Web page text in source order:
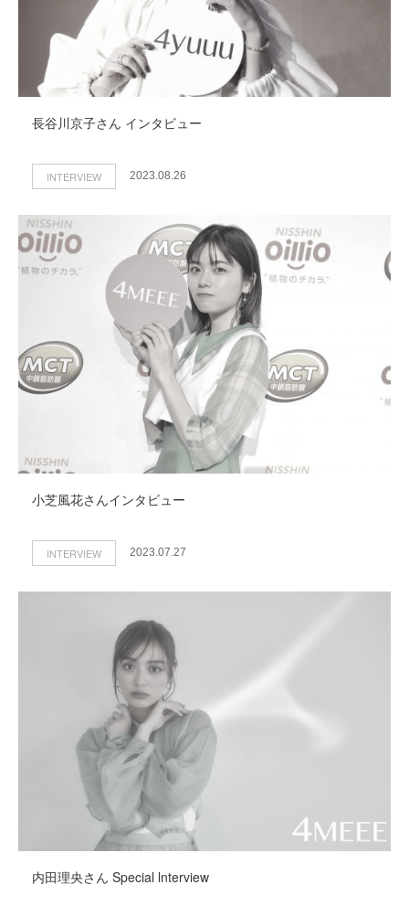
長谷川京子さん インタビュー
INTERVIEW 2023.08.26
小芝風花さんインタビュー
INTERVIEW 2023.07.27
内田理央さん Special lnterview